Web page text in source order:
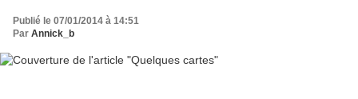
Publié le 07/01/2014 à 14:51
Par Annick_b